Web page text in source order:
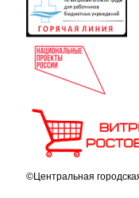
©Центральная